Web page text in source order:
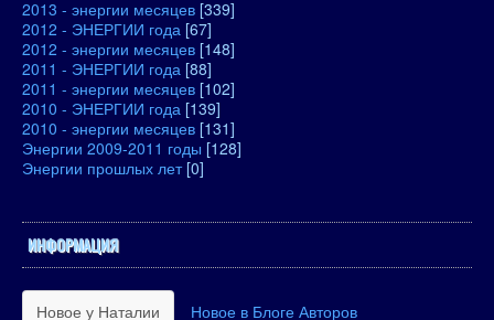
2013 - энергии месяцев [339]
2012 - ЭНЕРГИИ года [67]
2012 - энергии месяцев [148]
2011 - ЭНЕРГИИ года [88]
2011 - энергии месяцев [102]
2010 - ЭНЕРГИИ года [139]
2010 - энергии месяцев [131]
Энергии 2009-2011 годы [128]
Энергии прошлых лет [0]
ИНФОРМАЦИЯ
Новое у Наталии Новое в Блоге Авторов